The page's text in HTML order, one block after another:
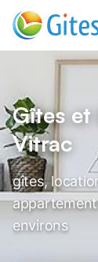
Gîtes et
Vitrac
gîtes,
environs